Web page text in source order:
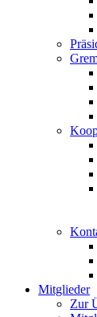
Mitglieder
Zur